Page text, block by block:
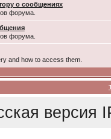
о сообщениях
форума.
форума.
and how to access them.
версия